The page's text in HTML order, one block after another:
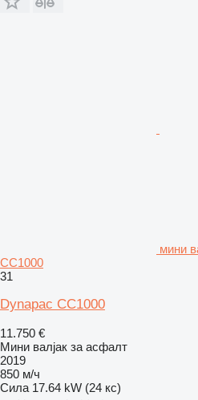
мини
CC1000
31
Dynapac CC1000
11.750 €
Мини валјак за асфалт
2019
850 м/ч
Сила 17.64 kW (24 кс)